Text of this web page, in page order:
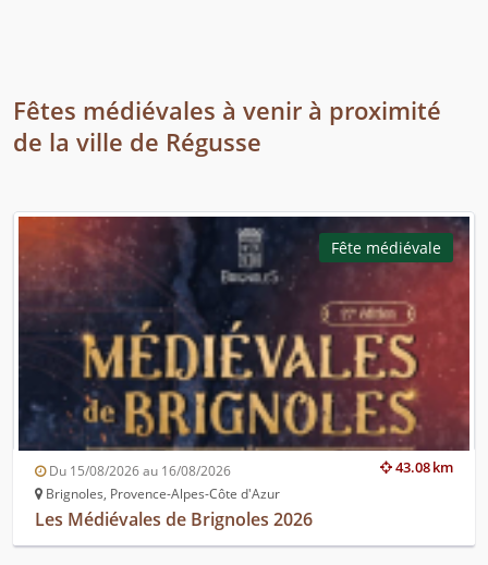
Fêtes médiévales à venir à proximité
de la ville de Régusse
Fête médiévale
43.08 km
Du 15/08/2026 au 16/08/2026
Brignoles, Provence-Alpes-Côte d'Azur
Les Médiévales de Brignoles 2026